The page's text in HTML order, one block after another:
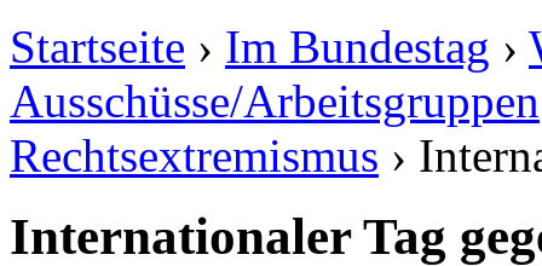
Startseite › Im Bundestag ›
Ausschüsse/Arbeitsgruppen
Rechtsextremismus ›
Internationaler Tag